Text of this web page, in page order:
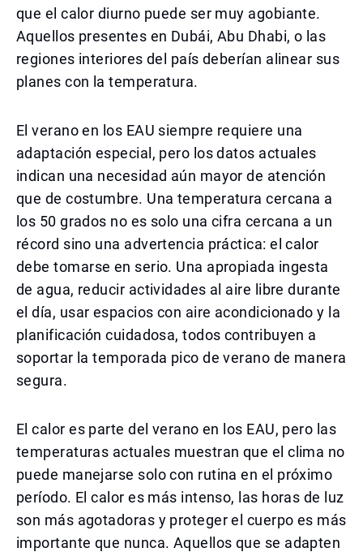
que el calor diurno puede ser muy agobiante.
Aquellos presentes en Dubái, Abu Dhabi, o las
regiones interiores del país deberían alinear sus
planes con la temperatura.
El verano en los EAU siempre requiere una
adaptación especial, pero los datos actuales
indican una necesidad aún mayor de atención
que de costumbre. Una temperatura cercana a
los 50 grados no es solo una cifra cercana a un
récord sino una advertencia práctica: el calor
debe tomarse en serio. Una apropiada ingesta
de agua, reducir actividades al aire libre durante
el día, usar espacios con aire acondicionado y la
planificación cuidadosa, todos contribuyen a
soportar la temporada pico de verano de manera
segura.
El calor es parte del verano en los EAU, pero las
temperaturas actuales muestran que el clima no
puede manejarse solo con rutina en el próximo
período. El calor es más intenso, las horas de luz
son más agotadoras y proteger el cuerpo es más
importante que nunca. Aquellos que se adapten